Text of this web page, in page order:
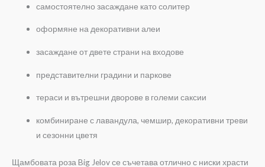
самостоятелно засаждане като солитер
оформяне на декоративни алеи
засаждане от двете страни на входове
представителни градини и паркове
тераси и вътрешни дворове в големи саксии
комбиниране с лавандула, чемшир, декоративни треви
и сезонни цветя
Щамбовата роза Big Jelov се съчетава отлично с ниски храсти